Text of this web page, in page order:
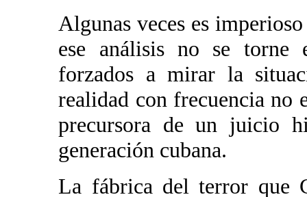
Algunas veces es
ese análisis no se torne
forzados a mirar la
realidad con frecuencia no
precursora de un juicio
generación cubana.
La fábrica del terror que